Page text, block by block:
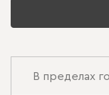
В пределах